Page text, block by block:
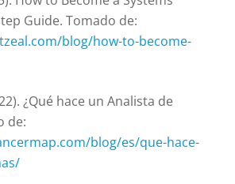
Guide. Tomado de:
blog/how-to-become-
¿Qué hace un Analista de
de:
blog/es/que-hace-